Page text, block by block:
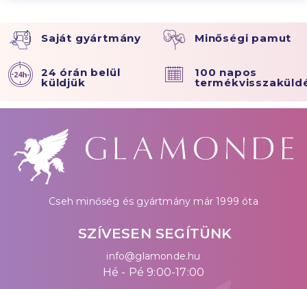
Saját gyártmány Minőségi pamut
24 órán belül
küldjük
100 napos
Cseh minőség és gyártmány már 1999 óta
SZÍVESEN SEGÍTÜNK
info@glamonde.hu
Hé - Pé 9:00-17:00